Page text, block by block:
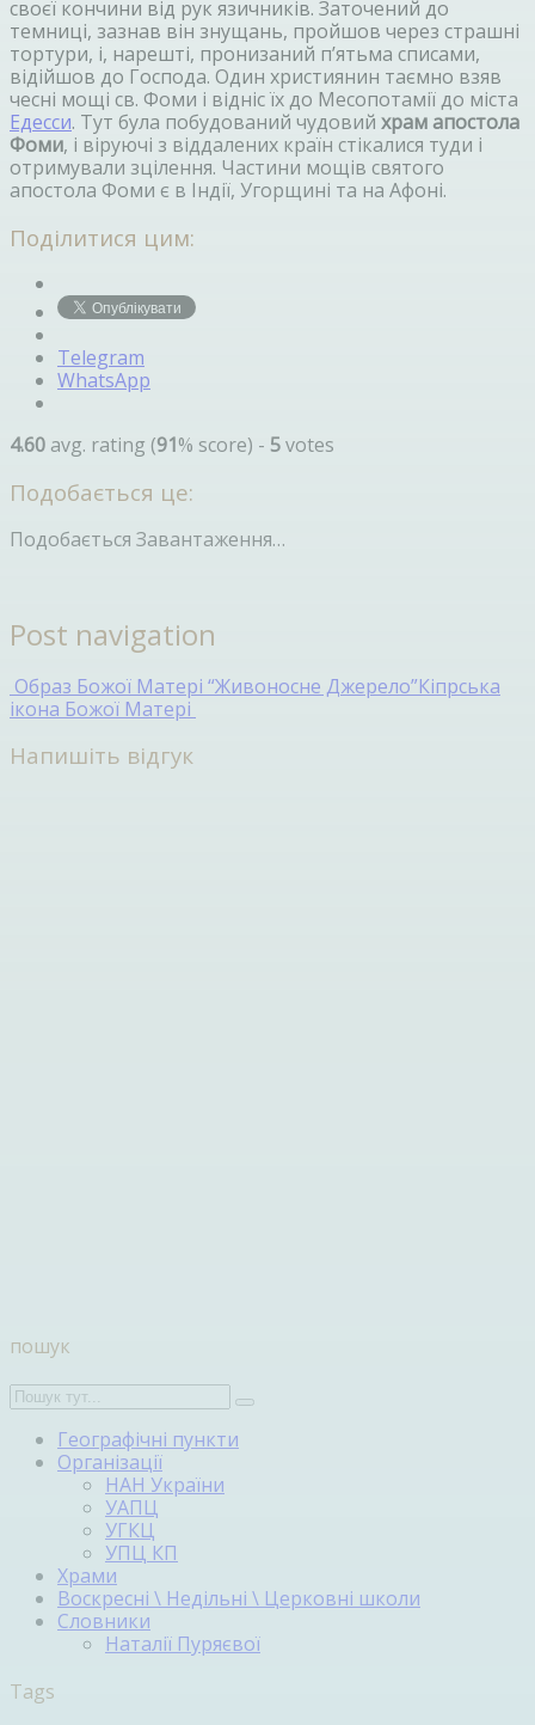
своєї кончини від рук язичників. Заточений до
темниці, зазнав він знущань, пройшов через страшні
тортури, і, нарешті, пронизаний п’ятьма списами,
відійшов до Господа. Один християнин таємно взяв
чесні мощі св. Фоми і відніс їх до Месопотамії до міста
Едесси. Тут була побудований чудовий храм апостола
Фоми, і віруючі з віддалених країн стікалися туди і
отримували зцілення. Частини мощів святого
апостола Фоми є в Індії, Угорщині та на Афоні.
Поділитися цим:
Telegram
WhatsApp
4.60 avg. rating (91% score) - 5votes
Подобається це:
Подобається Завантаження…
Post navigation
Образ Божої Матері “Живоносне Джерело”Кіпрська
ікона Божої Матері
Напишіть відгук
пошук
Географічні пункти
Організації
НАН України
УАПЦ
УГКЦ
УПЦ КП
Храми
Воскресні \ Недільні \ Церковні школи
Словники
Наталії Пуряєвої
Tags